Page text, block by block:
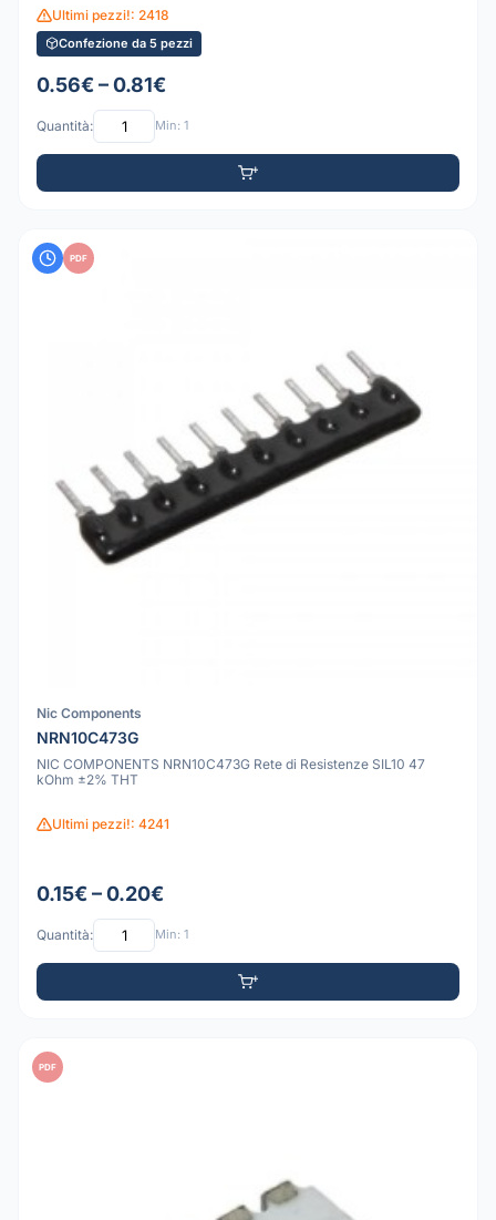
Ultimi pezzi!: 2418
Confezione da 5 pezzi
0.56€ – 0.81€
Quantità: Min: 1
PDF
Nic Components
NRN10C473G
NIC COMPONENTS NRN10C473G Rete di Resistenze SIL10 47
kOhm ±2% THT
Ultimi pezzi!: 4241
0.15€ – 0.20€
Quantità: Min: 1
PDF